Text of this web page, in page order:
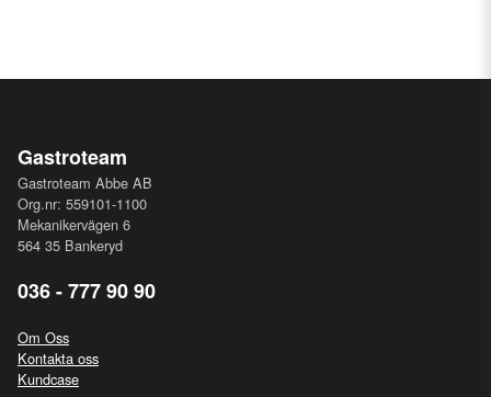
Gastroteam
Gastroteam Abbe AB
Org.nr: 559101-1100
Mekanikervägen 6
564 35 Bankeryd
036 - 777 90 90
Om Oss
Kontakta oss
Kundcase